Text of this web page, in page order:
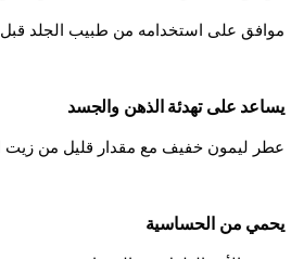
موافق على استخدامه من طبيب الجلد قبل
يساعد على تهدئة الذهن والجسد
عطر ليمون خفيف مع مقدار قليل من زيت
يحمي من الحساسية